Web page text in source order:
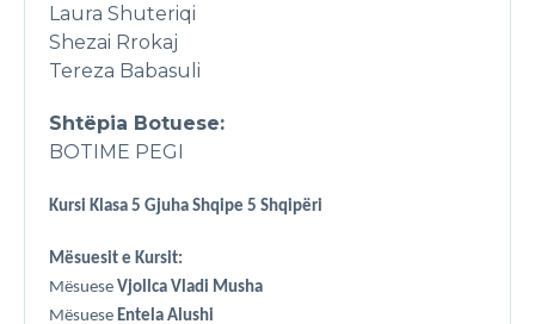
Laura Shuteriqi
Shezai Rrokaj
Tereza Babasuli
Shtëpia Botuese:
BOTIME PEGI
Kursi Klasa 5 Gjuha Shqipe 5 Shqipëri
Mësuesit e Kursit:
Mësuese Vjollca Vladi Musha
Mësuese Entela Alushi